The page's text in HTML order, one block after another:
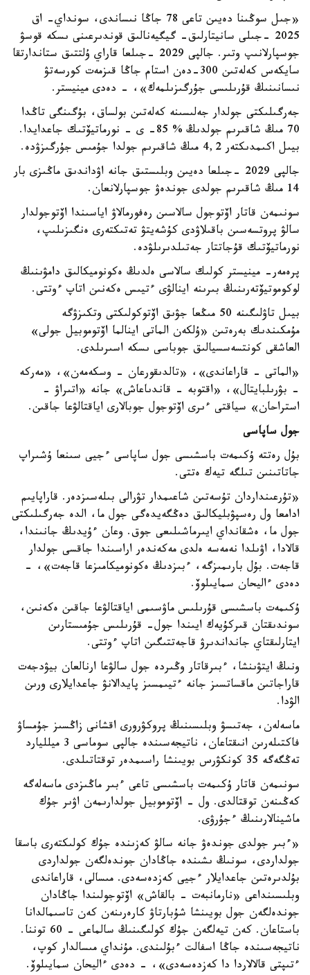
«جىل سوڭىنا دەيىن تاعى 78 جاڭا نىساندى، سونداي- اق
2025 -جىلى سانيتارلىق- گيگيەنالىق قوندىرعىنى ىسكە قوسۋ
جوسپارلانىپ وتىر. جالپى 2029 -جىلعا قاراي ۇلتتىق ستاندارتقا
سايكەس كەلەتىن 300-دەن استام جاڭا قىزمەت كورسەتۋ
نىسانىنىڭ قۇرىلىسى جۇرگىزىلمەك»، - دەدى مينيستر.
جەرگىلىكتى جولدار جەلىسىنە كەلەتىن بولساق، بۇگىنگى تاڭدا
70 مىڭ شاقىرىم جولدىڭ % 85- ى - نورماتيۆتىك جاعدايدا.
بيىل اكىمدىكتەر 4,2 مىڭ شاقىرىم جولدا جۇمىس جۇرگىزۋدە.
جالپى 2029 -جىلعا دەيىن وبلىستىق جانە اۋداندىق ماڭىزى بار
14 مىڭ شاقىرىم جولدى جوندەۋ جوسپارلانعان.
سونىمەن قاتار اۆتوجول سالاسىن رەفورمالاۋ اياسىندا اۆتوجولدار
سالۋ پروتسەسىن باقىلاۋدى كۇشەيتۋ تەتىكتەرى ەنگىزىلىپ،
نورماتيۆتىك قۇجاتتار جەتىلدىرىلۋدە.
پرەمەر- مينيستر كولىك سالاسى ەلدىڭ ەكونوميكالىق دامۋىنىڭ
لوكوموتيۆتەرىنىڭ بىرىنە اينالۋى ءتيىس ەكەنىن اتاپ ءوتتى.
بيىل تاۋلىگىنە 50 مىڭعا جۋىق اۆتوكولىكتى وتكىزۋگە
مۇمكىندىك بەرەتىن «ۇلكەن الماتى اينالما اۆتوموبيل جولى»
العاشقى كونتسەسسيالىق جوباسى ىسكە اسىرىلدى.
«الماتى - قاراعاندى»، «تالدىقورعان - وسكەمەن»، «مەركە
- بۋرىلبايتال»، «اقتوبە - قاندىاعاش» جانە «اتىراۋ -
استراحان» سياقتى ءىرى اۆتوجول جوبالارى اياقتالۋعا جاقىن.
جول ساپاسى
بۇل رەتتە ۇكىمەت باسشىسى جول ساپاسى ءجيى سىنعا ۇشىراپ
جاتاتىنىن تىلگە تيەك ەتتى.
«تۇرعىنداردان تۇسەتىن شاعىمدار تۋرالى بىلەسىزدەر. قاراپايىم
ادامعا ول رەسپۋبليكالىق دەڭگەيدەگى جول ما، الدە جەرگىلىكتى
جول ما، ەشقانداي ايىرماشىلىعى جوق. وعان ءۇيدىڭ جانىندا،
قالادا، اۋىلدا نەمەسە ەلدى مەكەندەر اراسىندا جاقسى جولدار
قاجەت. بۇل بارىمىزگە، ءبىزدىڭ ەكونوميكامىزعا قاجەت»، -
دەدى ءاليحان سمايىلوۆ.
ۇكىمەت باسشىسى قۇرىلىس ماۋسىمى اياقتالۋعا جاقىن ەكەنىن،
سوندىقتان قىركۇيەك ايىندا جول- قۇرىلىس جۇمىستارىن
ايتارلىقتاي جانداندىرۋ قاجەتتىگىن اتاپ ءوتتى.
ونىڭ ايتۋىنشا، ءبىرقاتار وڭىردە جول سالۋعا ارنالعان بيۋدجەت
قاراجاتىن ماقساتسىز جانە ءتيىمسىز پايدالانۋ جاعدايلارى ورىن
الۋدا.
ماسەلەن، جەتىسۋ وبلىسىنىڭ پروكۋرورى اقشانى زاڭسىز جۇمساۋ
فاكتىلەرىن انىقتاعان، ناتيجەسىندە جالپى سوماسى 3 ميلليارد
تەڭگەگە 35 كونكۋرس بويىنشا راسىمدەر توقتاتىلدى.
سونىمەن قاتار ۇكىمەت باسشىسى تاعى ءبىر ماڭىزدى ماسەلەگە
كەڭىنەن توقتالدى. ول - اۆتوموبيل جولدارىمەن اۋىر جۇك
ماشينالارىنىڭ ءجۇرۋى.
«ءبىر جولدى جوندەۋ جانە سالۋ كەزىندە جۇك كولىكتەرى باسقا
جولداردى، سونىڭ ىشىندە جاڭادان جوندەلگەن جولداردى
بۇلدىرەتىن جاعدايلار ءجيى كەزدەسەدى. مىسالى، قاراعاندى
وبلىسىنداعى «نارمانبەت - بالقاش» اۆتوجولىندا جاڭادان
جوندەلگەن جول بويىنشا شۇبارتاۋ كارەرىنەن كەن تاسىمالدانا
باستاعان. كەن تيەلگەن جۇك كولىگىنىڭ سالماعى - 60 توننا.
ناتيجەسىندە جاڭا اسفالت ءبۇلىندى. مۇنداي مىسالدار كوپ،
ءتىپتى قالالاردا دا كەزدەسەدى»، - دەدى ءاليحان سمايىلوۆ.